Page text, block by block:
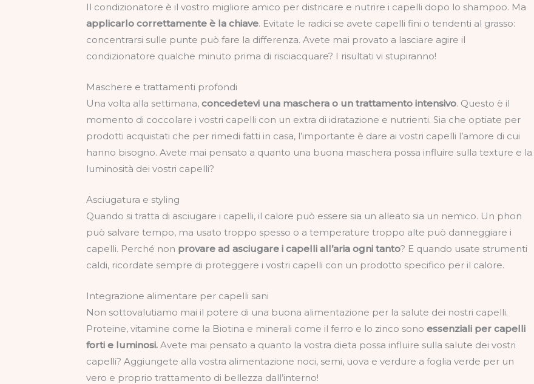
Il condizionatore è il vostro migliore amico per districare e nutrire i capelli dopo lo shampoo. Ma
applicarlo correttamente è la chiave. Evitate le radici se avete capelli fini o tendenti al grasso:
concentrarsi sulle punte può fare la differenza. Avete mai provato a lasciare agire il
condizionatore qualche minuto prima di risciacquare? I risultati vi stupiranno!
Maschere e trattamenti profondi
Una volta alla settimana, concedetevi una maschera o un trattamento intensivo. Questo è il
momento di coccolare i vostri capelli con un extra di idratazione e nutrienti. Sia che optiate per
prodotti acquistati che per rimedi fatti in casa, l’importante è dare ai vostri capelli l’amore di cui
hanno bisogno. Avete mai pensato a quanto una buona maschera possa influire sulla texture e la
luminosità dei vostri capelli?
Asciugatura e styling
Quando si tratta di asciugare i capelli, il calore può essere sia un alleato sia un nemico. Un phon
può salvare tempo, ma usato troppo spesso o a temperature troppo alte può danneggiare i
capelli. Perché non provare ad asciugare i capelli all’aria ogni tanto? E quando usate strumenti
caldi, ricordate sempre di proteggere i vostri capelli con un prodotto specifico per il calore.
Integrazione alimentare per capelli sani
Non sottovalutiamo mai il potere di una buona alimentazione per la salute dei nostri capelli.
Proteine, vitamine come la Biotina e minerali come il ferro e lo zinco sono essenziali per capelli
forti e luminosi. Avete mai pensato a quanto la vostra dieta possa influire sulla salute dei vostri
capelli? Aggiungete alla vostra alimentazione noci, semi, uova e verdure a foglia verde per un
vero e proprio trattamento di bellezza dall’interno!